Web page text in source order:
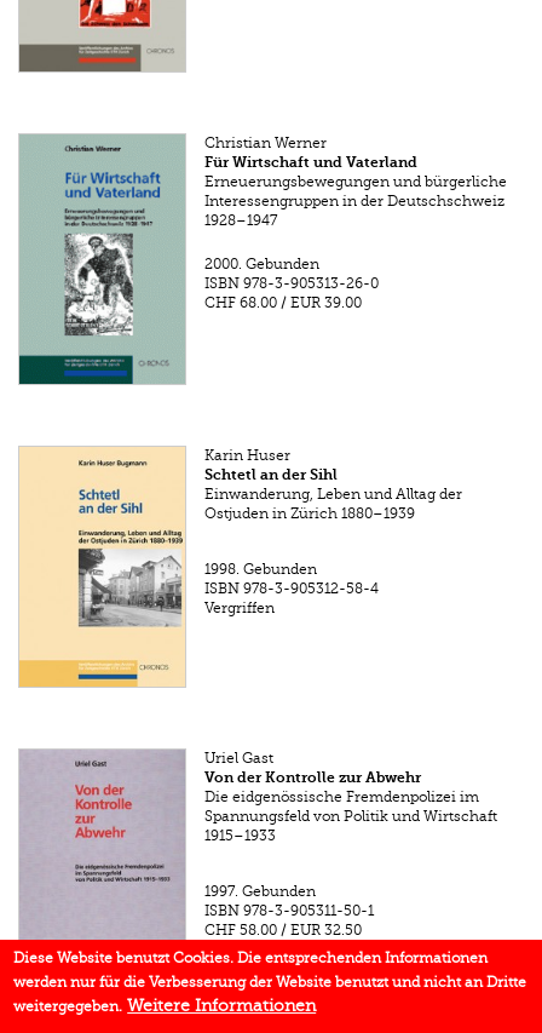
Christian Werner
Für Wirtschaft und Vaterland
Erneuerungsbewegungen und bürgerliche
Interessengruppen in der Deutschschweiz
1928–1947
2000. Gebunden
ISBN 978-3-905313-26-0
CHF 68.00 /EUR 39.00
Karin Huser
Schtetl an der Sihl
Einwanderung, Leben und Alltag der
Ostjuden in Zürich 1880–1939
1998. Gebunden
ISBN 978-3-905312-58-4
Vergriffen
Uriel Gast
Von der Kontrolle zur Abwehr
Die eidgenössische Fremdenpolizei im
Spannungsfeld von Politik und Wirtschaft
1915–1933
1997. Gebunden
ISBN 978-3-905311-50-1
CHF 58.00 /EUR 32.50
Diese Website benutzt Cookies. Die entsprechenden Informationen
werden nur für die Verbesserung der Website benutzt und nicht an Dritte
weitergegeben. Weitere Informationen